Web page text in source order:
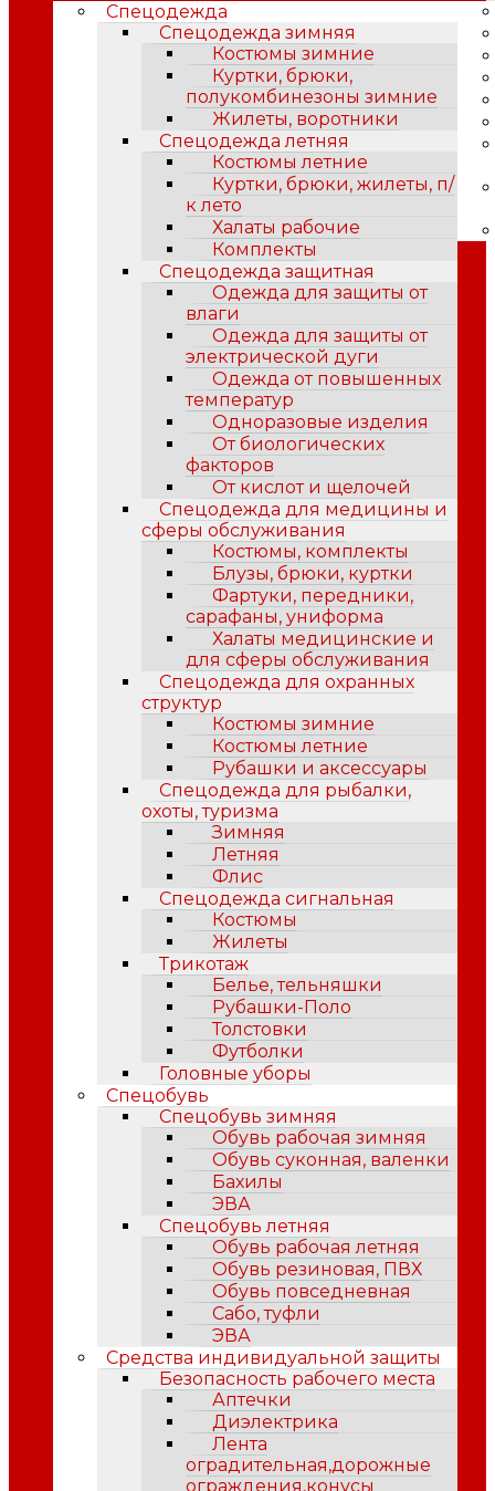
Спецодежда
Спецодежда зимняя
Костюмы зимние
Куртки, брюки,
полукомбинезоны зимние
Жилеты, воротники
Спецодежда летняя
Костюмы летние
Куртки, брюки, жилеты, п/
к лето
Халаты рабочие
Комплекты
Спецодежда защитная
Одежда для защиты от
влаги
Одежда для защиты от
электрической дуги
Одежда от повышенных
температур
Одноразовые изделия
От биологических
факторов
От кислот и щелочей
Спецодежда для медицины и
сферы обслуживания
Костюмы, комплекты
Блузы, брюки, куртки
Фартуки, передники,
сарафаны, униформа
Халаты медицинские и
для сферы обслуживания
Спецодежда для охранных
структур
Костюмы зимние
Костюмы летние
Рубашки и аксессуары
Спецодежда для рыбалки,
охоты, туризма
Зимняя
Летняя
Флис
Спецодежда сигнальная
Костюмы
Жилеты
Трикотаж
Белье, тельняшки
Рубашки-Поло
Толстовки
Футболки
Головные уборы
Спецобувь
Спецобувь зимняя
Обувь рабочая зимняя
Обувь суконная, валенки
Бахилы
ЭВА
Спецобувь летняя
Обувь рабочая летняя
Обувь резиновая, ПВХ
Обувь повседневная
Сабо, туфли
ЭВА
Средства индивидуальной защиты
Безопасность рабочего места
Аптечки
Диэлектрика
Лента
оградительная,дорожные
ограждения,конусы